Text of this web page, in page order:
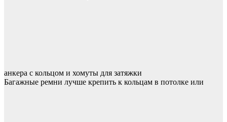
анкера с кольцом и хомуты для затяжки
Багажные ремни лучше крепить к кольцам в потолке или